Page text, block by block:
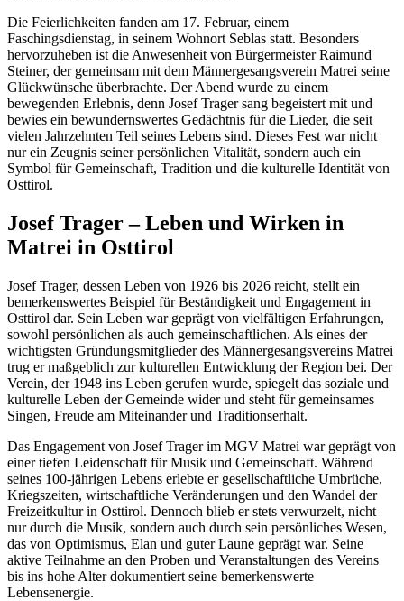
Die Feierlichkeiten fanden am 17. Februar, einem
Faschingsdienstag, in seinem Wohnort Seblas statt. Besonders
hervorzuheben ist die Anwesenheit von Bürgermeister Raimund
Steiner, der gemeinsam mit dem Männergesangsverein Matrei seine
Glückwünsche überbrachte. Der Abend wurde zu einem
bewegenden Erlebnis, denn Josef Trager sang begeistert mit und
bewies ein bewundernswertes Gedächtnis für die Lieder, die seit
vielen Jahrzehnten Teil seines Lebens sind. Dieses Fest war nicht
nur ein Zeugnis seiner persönlichen Vitalität, sondern auch ein
Symbol für Gemeinschaft, Tradition und die kulturelle Identität von
Osttirol.
Josef Trager – Leben und Wirken in
Matrei in Osttirol
Josef Trager, dessen Leben von 1926 bis 2026 reicht, stellt ein
bemerkenswertes Beispiel für Beständigkeit und Engagement in
Osttirol dar. Sein Leben war geprägt von vielfältigen Erfahrungen,
sowohl persönlichen als auch gemeinschaftlichen. Als eines der
wichtigsten Gründungsmitglieder des Männergesangsvereins Matrei
trug er maßgeblich zur kulturellen Entwicklung der Region bei. Der
Verein, der 1948 ins Leben gerufen wurde, spiegelt das soziale und
kulturelle Leben der Gemeinde wider und steht für gemeinsames
Singen, Freude am Miteinander und Traditionserhalt.
Das Engagement von Josef Trager im MGV Matrei war geprägt von
einer tiefen Leidenschaft für Musik und Gemeinschaft. Während
seines 100-jährigen Lebens erlebte er gesellschaftliche Umbrüche,
Kriegszeiten, wirtschaftliche Veränderungen und den Wandel der
Freizeitkultur in Osttirol. Dennoch blieb er stets verwurzelt, nicht
nur durch die Musik, sondern auch durch sein persönliches Wesen,
das von Optimismus, Elan und guter Laune geprägt war. Seine
aktive Teilnahme an den Proben und Veranstaltungen des Vereins
bis ins hohe Alter dokumentiert seine bemerkenswerte
Lebensenergie.